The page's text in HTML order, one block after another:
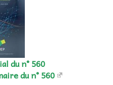
du n° 560
du n° 560